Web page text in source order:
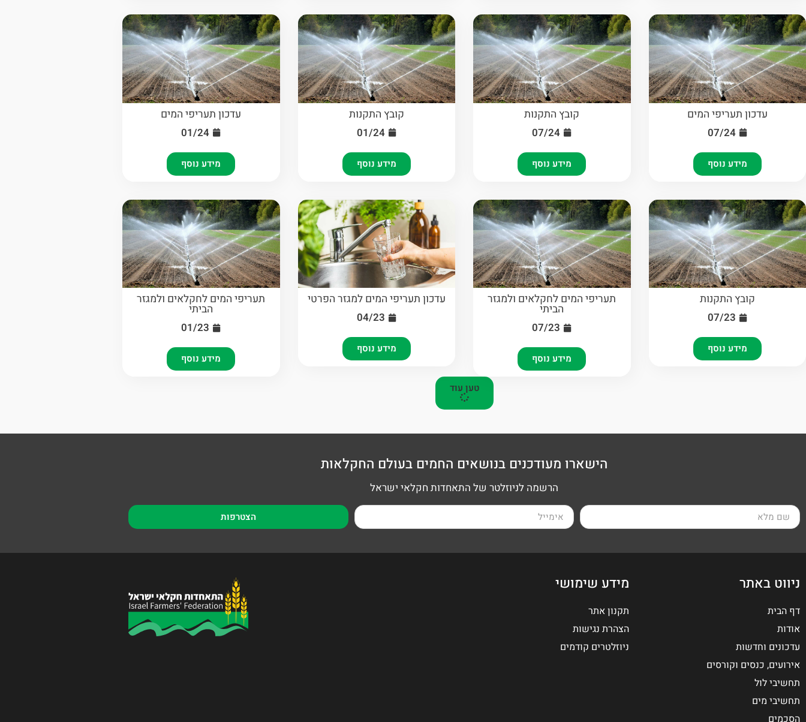
עדכון תעריפי המים
07/24
מידע נוסף
קובץ התקנות
07/24
מידע נוסף
קובץ התקנות
01/24
מידע נוסף
עדכון תעריפי המים
01/24
מידע נוסף
קובץ התקנות
07/23
מידע נוסף
תעריפי המים לחקלאים ולמגזר
הביתי
07/23
מידע נוסף
עדכון תעריפי המים למגזר הפרטי
04/23
מידע נוסף
תעריפי המים לחקלאים ולמגזר
הביתי
01/23
מידע נוסף
טען עוד
הישארו מעודכנים בנושאים החמים בעולם החקלאות
הרשמה לניוזלטר של התאחדות חקלאי ישראל
הצטרפות
ניווט באתר
דף הבית
אודות
עדכונים וחדשות
אירועים, כנסים וקורסים
תחשיבי לול
תחשיבי מים
מידע שימושי
תקנון אתר
הצהרת נגישות
ניוזלטרים קודמים